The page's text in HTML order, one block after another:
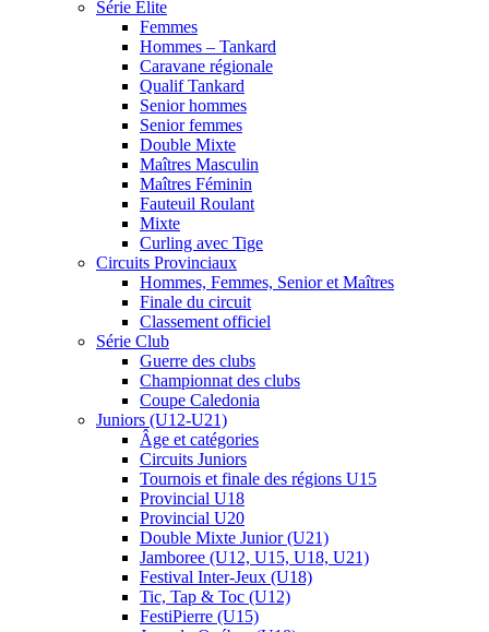
Série Élite
Femmes
Hommes – Tankard
Caravane régionale
Qualif Tankard
Senior hommes
Senior femmes
Double Mixte
Maîtres Masculin
Maîtres Féminin
Fauteuil Roulant
Mixte
Curling avec Tige
Circuits Provinciaux
Hommes, Femmes, Senior et Maîtres
Finale du circuit
Classement officiel
Série Club
Guerre des clubs
Championnat des clubs
Coupe Caledonia
Juniors (U12-U21)
Âge et catégories
Circuits Juniors
Tournois et finale des régions U15
Provincial U18
Provincial U20
Double Mixte Junior (U21)
Jamboree (U12, U15, U18, U21)
Festival Inter-Jeux (U18)
Tic, Tap & Toc (U12)
FestiPierre (U15)